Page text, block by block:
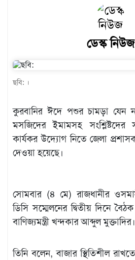
শিক্ষাঙ্গন
অর্থনীতি
মতামত
ডেস্ক নিউজ
ছবি: ।
কুরবানির ঈদে পশুর চামড়া যেন
মসজিদের ইমামসহ
কার্যকর উদ্যোগ নিতে জেলা
দেওয়া হয়েছে।
সোমবার (৪ মে) রাজধানীর
ডিসি সম্মেলনের দ্বিতীয় দিনে
বাণিজ্যমন্ত্রী খন্দকার আব্দুল মুক্তাদির।
তিনি বলেন, বাজার স্থিতিশীল